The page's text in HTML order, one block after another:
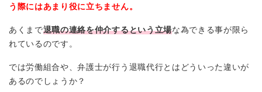
う際にはあまり役に立ちません。
あくまで退職の連絡を仲介するという立場な為できる事が限ら
れているのです。
では労働組合や、弁護士が行う退職代行とはどういった違いが
あるのでしょうか？